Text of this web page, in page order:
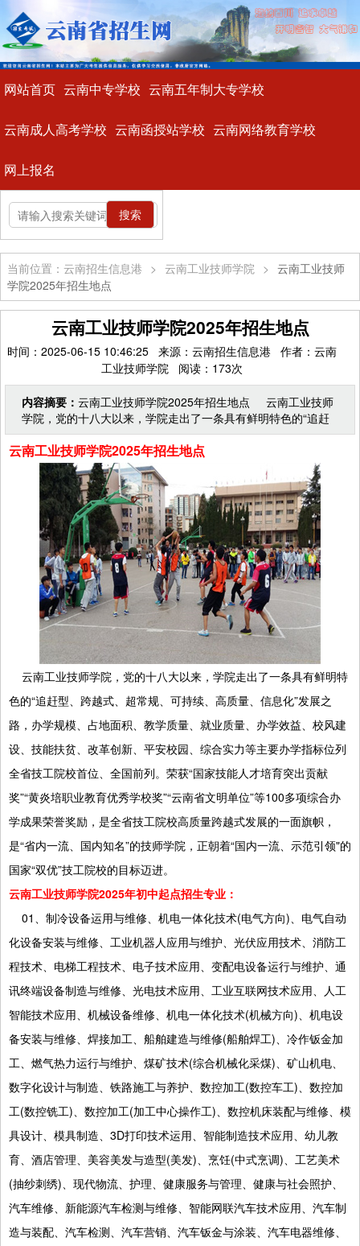
网站首页 云南中专学校 云南五年制大专学校
云南成人高考学校 云南函授站学校 云南网络教育学校
网上报名
当前位置：云南招生信息港 > 云南工业技师学院 > 云南工业技师
学院2025年招生地点
云南工业技师学院2025年招生地点
时间：2025-06-15 10:46:25 来源：云南招生信息港 作者：云南
工业技师学院 阅读：173次
内容摘要： 云南工业技师学院2025年招生地点 云南工业技师
学院，党的十八大以来，学院走出了一条具有鲜明特色的“追赶
型、跨越式、超常规、可持续、高质量、信息化”发展
云南工业技师学院2025年招生地点
云南工业技师学院，党的十八大以来，学院走出了一条具有鲜明特
色的“追赶型、跨越式、超常规、可持续、高质量、信息化”发展之
路，办学规模、占地面积、教学质量、就业质量、办学效益、校风建
设、技能扶贫、改革创新、平安校园、综合实力等主要办学指标位列
全省技工院校首位、全国前列。荣获“国家技能人才培育突出贡献
奖”“黄炎培职业教育优秀学校奖”“云南省文明单位”等100多项综合办
学成果荣誉奖励，是全省技工院校高质量跨越式发展的一面旗帜，
是“省内一流、国内知名”的技师学院，正朝着“国内一流、示范引领"的
国家“双优”技工院校的目标迈进。
云南工业技师学院2025年初中起点招生专业：
01、制冷设备运用与维修、机电一体化技术(电气方向)、电气自动
化设备安装与维修、工业机器人应用与维护、光伏应用技术、消防工
程技术、电梯工程技术、电子技术应用、变配电设备运行与维护、通
讯终端设备制造与维修、光电技术应用、工业互联网技术应用、人工
智能技术应用、机械设备维修、机电一体化技术(机械方向)、机电设
备安装与维修、焊接加工、船舶建造与维修(船舶焊工)、冷作钣金加
工、燃气热力运行与维护、煤矿技术(综合机械化采煤)、矿山机电、
数字化设计与制造、铁路施工与养护、数控加工(数控车工)、数控加
工(数控铣工)、数控加工(加工中心操作工)、数控机床装配与维修、模
具设计、模具制造、3D打印技术运用、智能制造技术应用、幼儿教
育、酒店管理、美容美发与造型(美发)、烹饪(中式烹调)、工艺美术
(抽纱刺绣)、现代物流、护理、健康服务与管理、健康与社会照护、
汽车维修、新能源汽车检测与维修、智能网联汽车技术应用、汽车制
造与装配、汽车检测、汽车营销、汽车钣金与涂装、汽车电器维修、